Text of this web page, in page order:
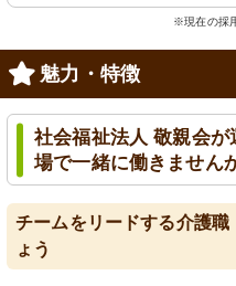
※現在の採
魅力・特徴
社会福祉法人 敬親会
場で一緒に働きません
チームをリードする介護
ょう